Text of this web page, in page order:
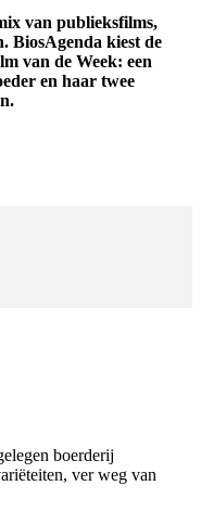
van publieksfilms,
BiosAgenda kiest de
van de Week: een
en haar twee
boerderij
ver weg van